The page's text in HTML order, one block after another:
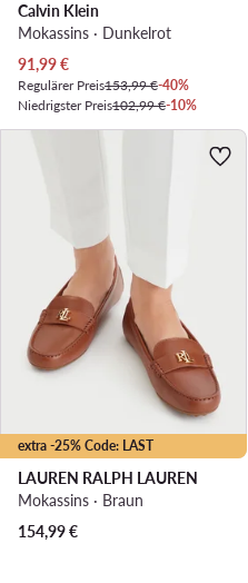
Calvin Klein
Mokassins · Dunkelrot
Aktueller Preis
91,99€
Regulärer Preis153,99 €-40%
Niedrigster Preis102,99 €-10%
extra -25% Code: LAST
LAUREN RALPH LAUREN
Mokassins · Braun
154,99€